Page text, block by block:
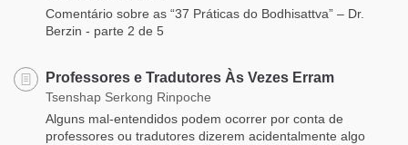
Comentário sobre as “37 Práticas do Bodhisattva” – Dr.
Berzin - parte 2 de 5
Professores e Tradutores Às Vezes Erram
Tsenshap Serkong Rinpoche
Alguns mal-entendidos podem ocorrer por conta de
professores ou tradutores dizerem acidentalmente algo